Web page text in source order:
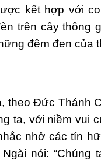
kết hợp với
trên cây thông
đêm đen của
theo Đức Thánh
ta, với niềm vui
nhở các tín
nói: “Chúng